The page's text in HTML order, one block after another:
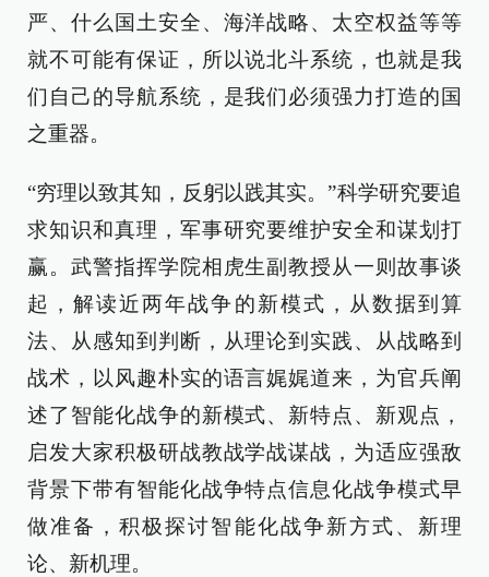
严、什么国土安全、海洋战略、太空权益等等
就不可能有保证，所以说北斗系统，也就是我
们自己的导航系统，是我们必须强力打造的国
之重器。
“穷理以致其知，反躬以践其实。”科学研究要追
求知识和真理，军事研究要维护安全和谋划打
赢。武警指挥学院相虎生副教授从一则故事谈
起，解读近两年战争的新模式，从数据到算
法、从感知到判断，从理论到实践、从战略到
战术，以风趣朴实的语言娓娓道来，为官兵阐
述了智能化战争的新模式、新特点、新观点，
启发大家积极研战教战学战谋战，为适应强敌
背景下带有智能化战争特点信息化战争模式早
做准备，积极探讨智能化战争新方式、新理
论、新机理。